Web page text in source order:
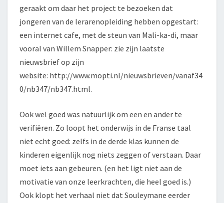
geraakt om daar het project te bezoeken dat
jongeren van de lerarenopleiding hebben opgestart:
een internet cafe, met de steun van Mali-ka-di, maar
vooral van Willem Snapper: zie zijn laatste
nieuwsbrief op zijn
website: http://www.mopti.nl/nieuwsbrieven/vanaf34
0/nb347/nb347.html.
Ook wel goed was natuurlijk om een en ander te
verifiëren. Zo loopt het onderwijs in de Franse taal
niet echt goed: zelfs in de derde klas kunnen de
kinderen eigenlijk nog niets zeggen of verstaan. Daar
moet iets aan gebeuren. (en het ligt niet aan de
motivatie van onze leerkrachten, die heel goed is.)
Ook klopt het verhaal niet dat Souleymane eerder